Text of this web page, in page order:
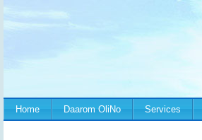
Home Daarom OliNo Services